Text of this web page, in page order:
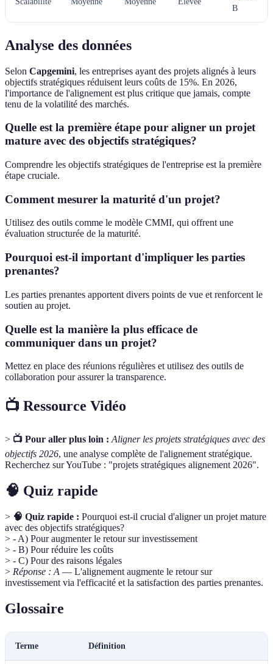
B
Analyse des données
Selon Capgemini, les entreprises ayant des projets alignés à leurs
objectifs stratégiques réduisent leurs coûts de 15%. En 2026,
l'importance de l'alignement est plus critique que jamais, compte
tenu de la volatilité des marchés.
Quelle est la première étape pour aligner un projet
mature avec des objectifs stratégiques?
Comprendre les objectifs stratégiques de l'entreprise est la première
étape cruciale.
Comment mesurer la maturité d'un projet?
Utilisez des outils comme le modèle CMMI, qui offrent une
évaluation structurée de la maturité.
Pourquoi est-il important d'impliquer les parties
prenantes?
Les parties prenantes apportent divers points de vue et renforcent le
soutien au projet.
Quelle est la manière la plus efficace de
communiquer dans un projet?
Mettez en place des réunions régulières et utilisez des outils de
collaboration pour assurer la transparence.
📺 Ressource Vidéo
> 📺 Pour aller plus loin : Aligner les projets stratégiques avec des
objectifs 2026, une analyse complète de l'alignement stratégique.
Recherchez sur YouTube : "projets stratégiques alignement 2026".
🧠 Quiz rapide
> 🧠 Quiz rapide : Pourquoi est-il crucial d'aligner un projet mature
avec des objectifs stratégiques?
> - A) Pour augmenter le retour sur investissement
> - B) Pour réduire les coûts
> - C) Pour des raisons légales
> Réponse : A — L'alignement augmente le retour sur
investissement via l'efficacité et la satisfaction des parties prenantes.
Glossaire
Terme Définition